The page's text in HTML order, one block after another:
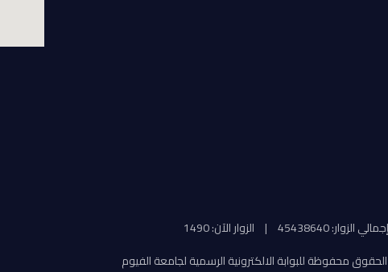
إجمالي الزوار: 45438640 | الزوار الآن: 1490